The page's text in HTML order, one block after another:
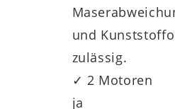
gegen Mehrpreis eine
fünfjährige
und
zulässig.
✓ 2 Motoren
ja